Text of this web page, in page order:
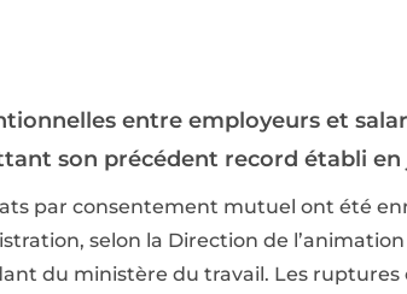
entre employeurs et
son précédent record établi en
par consentement mutuel ont été
selon la Direction de
du ministère du travail. Les